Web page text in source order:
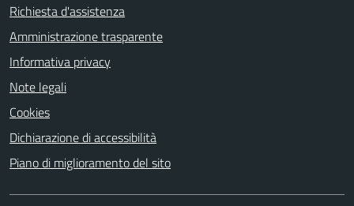
Richiesta d'assistenza
Amministrazione trasparente
Informativa privacy
Note legali
Cookies
Dichiarazione di accessibilità
Piano di miglioramento del sito